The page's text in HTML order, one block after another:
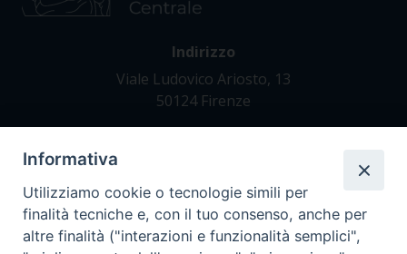
Indirizzo
Viale Ludovico Ariosto, 13
50124 Firenze
Tel. +39 055 42 82 21
segreteria@teofir.it
www.teofir.it
Informativa
Utilizziamo cookie o tecnologie simili per
finalità tecniche e, con il tuo consenso, anche per
altre finalità ("interazioni e funzionalità semplici",